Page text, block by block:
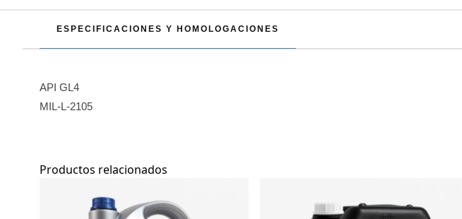
ESPECIFICACIONES Y HOMOLOGACIONES
API GL4
MIL-L-2105
Productos relacionados